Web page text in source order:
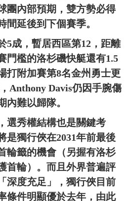
團內部預期，雙方勢必得
間延後到下個賽季。
5成，暫居西區第12，距離
門檻的洛杉磯快艇還有1.5
打附加賽第8名金州勇士更
Anthony Davis仍因手腕傷
內難以歸隊。
選秀權結構也是關鍵考
是獨行俠在2031年前最後
輪籤的機會（另握有洛杉
首輪）。而且外界普遍評
深度充足」，獨行俠目前
條件明顯優於去年，由此